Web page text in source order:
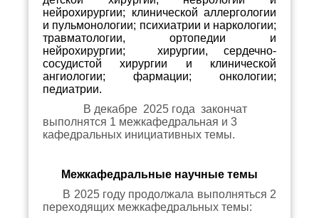
нейрохирургии; клинической аллергологии
и пульмонологии; психиатрии и наркологии;
травматологии, ортопедии и
нейрохирургии; хирургии, сердечно-
сосудистой хирургии и клинической
ангиологии; фармации; онкологии;
педиатрии.
В декабре 2025 года закончат
выполнятся 1 межкафедральная и 3
кафедральных инициативных темы.
Межкафедральные научные темы
В 2025 году продолжала выполняться 2
переходящих межкафедральных темы: